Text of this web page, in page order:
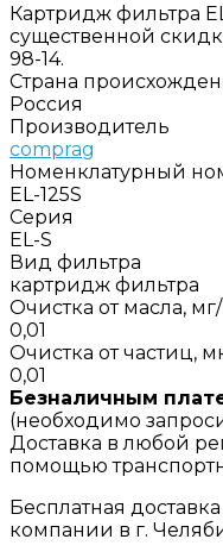
Картридж фильтра
существенной
98-14.
Страна
Россия
Производитель
comprag
Номенклатурный
EL-125S
Серия
EL-S
Вид фильтра
картридж фильтра
Очистка от масла,
0,01
Очистка от частиц,
0,01
Безналичным
(необходимо
Доставка в любой
помощью
Бесплатная
компании в г.